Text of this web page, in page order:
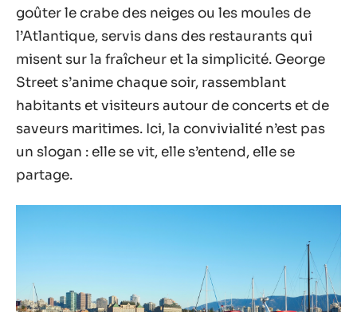
goûter le crabe des neiges ou les moules de
l’Atlantique, servis dans des restaurants qui
misent sur la fraîcheur et la simplicité. George
Street s’anime chaque soir, rassemblant
habitants et visiteurs autour de concerts et de
saveurs maritimes. Ici, la convivialité n’est pas
un slogan : elle se vit, elle s’entend, elle se
partage.